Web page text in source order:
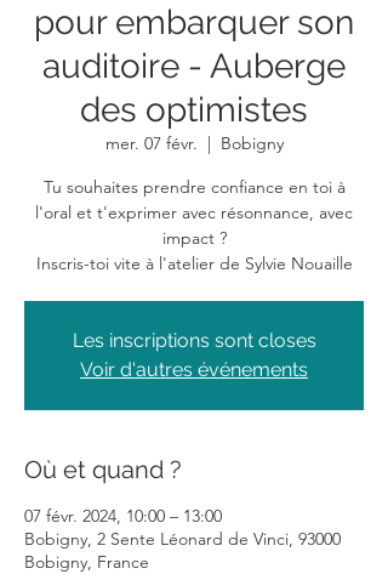
pour embarquer son
auditoire - Auberge
des optimistes
mer. 07 févr.
  |
Bobigny
Tu souhaites prendre confiance en toi à
l'oral et t'exprimer avec résonnance, avec
impact ?
Inscris-toi vite à l'atelier de Sylvie Nouaille
Les inscriptions sont closes
Voir d'autres événements
Où et quand ?
07 févr. 2024, 10:00 – 13:00
Bobigny, 2 Sente Léonard de Vinci, 93000
Bobigny, France